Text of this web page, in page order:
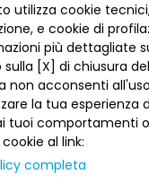
Dove siamo
Lavora con noi
Reclami
Numeri utili
INFORMAZIONI
Privacy
La tua scelta sui
Informativa al
Sepa
Sicurezza
ACCESSIBILITÀ E
SEGUICI SUI
utilizza cookie
e cookie di
più dettagliate sui
[X] di chiusura
non acconsenti
la tua
tuoi comportamenti
al link:
completa